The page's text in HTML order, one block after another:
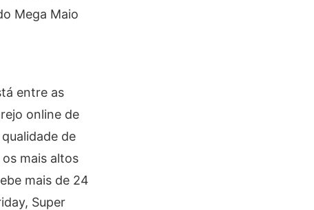
Mega Maio
entre as
online de
de
mais altos
mais de 24
Super